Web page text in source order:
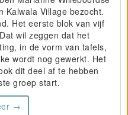
Kalwala Village bezocht.
Het eerste blok van vijf
wil zeggen dat het
in de vorm van tafels,
wordt nog gewerkt. Het
dit deel af te hebben
groep start.
→